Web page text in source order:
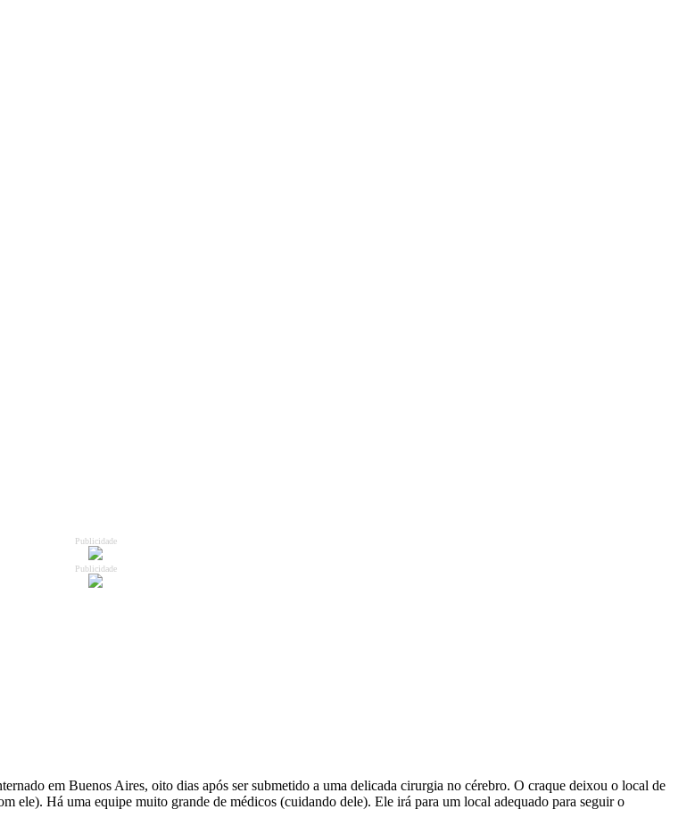
Publicidade
Publicidade
em Buenos Aires, oito dias após ser submetido a uma delicada cirurgia no cérebro. O craque deixou o local de
ele). Há uma equipe muito grande de médicos (cuidando dele). Ele irá para um local adequado para seguir o